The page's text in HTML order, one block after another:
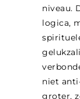
niveau.
logica,
niet
groter,